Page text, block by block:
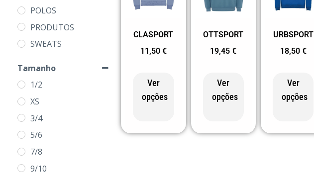
POLOS
PRODUTOS
SWEATS
Tamanho
1/2
XS
3/4
5/6
7/8
9/10
CLASPORT
11,50 €
Ver
opções
OTTSPORT
19,45€
Ver
opções
URBSPORT
18,50 €
Ver
opções